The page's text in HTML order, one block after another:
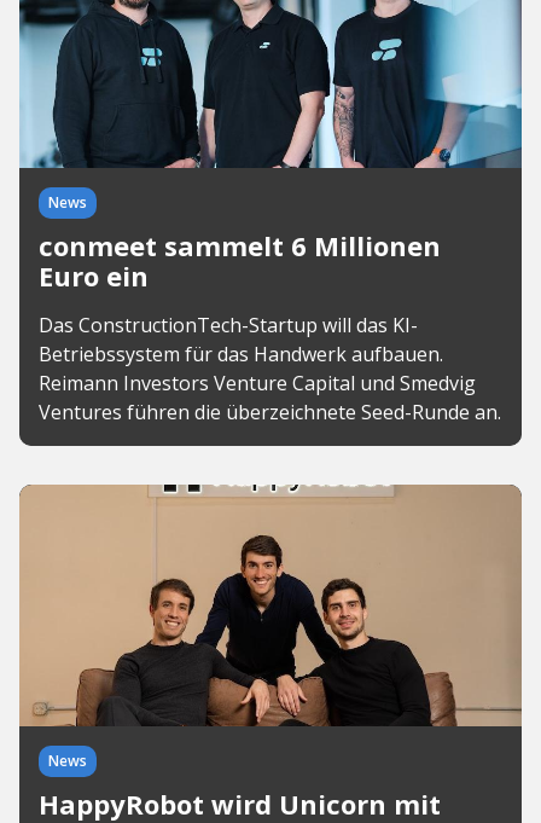
News
conmeet sammelt 6 Millionen
Euro ein
Das ConstructionTech-Startup will das KI-
Betriebssystem für das Handwerk aufbauen.
Reimann Investors Venture Capital und Smedvig
Ventures führen die überzeichnete Seed-Runde an.
News
HappyRobot wird Unicorn mit